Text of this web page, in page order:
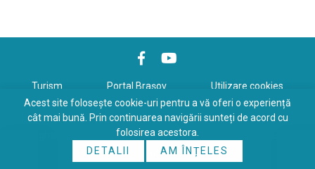
Turism Portal Braşov Utilizare cookies
Politică de confidenţialitate
Copyrights © 2026 All Rights Reserved. Powered by
Online
Acest site folosește cookie-uri pentru a vă oferi o experiență
cât mai bună. Prin continuarea navigării sunteți de acord cu
folosirea acestora.
DETALII
AM ÎNȚELES